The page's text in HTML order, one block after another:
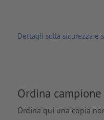
Posizione di stampa:
Dettagli sulla sicurezza e
Ordina campione
Ordina qui una copia